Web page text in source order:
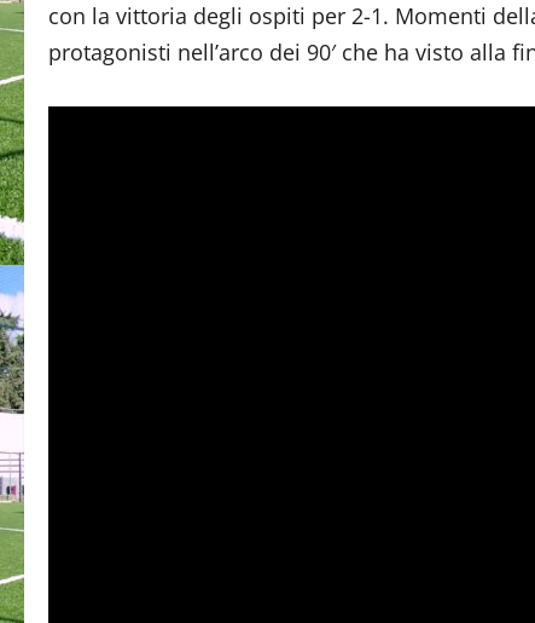
con la vittoria degli ospiti per 2-1. Momenti
protagonisti nell’arco dei 90′ che ha visto alla